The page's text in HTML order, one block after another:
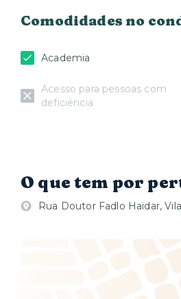
Comodidades no
Academia
Acesso para pessoas com
deficiência
O que tem por
Rua Doutor Fadlo Haidar,